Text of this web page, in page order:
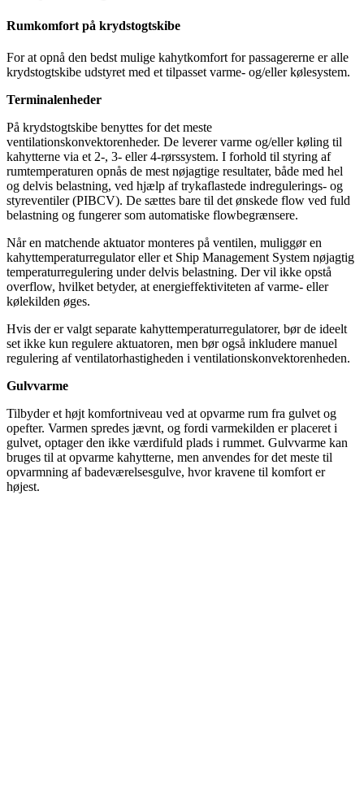
Rumkomfort på krydstogtskibe
For at opnå den bedst mulige kahytkomfort for passagererne er alle
krydstogtskibe udstyret med et tilpasset varme- og/eller kølesystem.
Terminalenheder
På krydstogtskibe benyttes for det meste
ventilationskonvektorenheder. De leverer varme og/eller køling til
kahytterne via et 2-, 3- eller 4-rørssystem. I forhold til styring af
rumtemperaturen opnås de mest nøjagtige resultater, både med hel
og delvis belastning, ved hjælp af trykaflastede indregulerings- og
styreventiler (PIBCV). De sættes bare til det ønskede flow ved fuld
belastning og fungerer som automatiske flowbegrænsere.
Når en matchende aktuator monteres på ventilen, muliggør en
kahyttemperaturregulator eller et Ship Management System nøjagtig
temperaturregulering under delvis belastning. Der vil ikke opstå
overflow, hvilket betyder, at energieffektiviteten af varme- eller
kølekilden øges.
Hvis der er valgt separate kahyttemperaturregulatorer, bør de ideelt
set ikke kun regulere aktuatoren, men bør også inkludere manuel
regulering af ventilatorhastigheden i ventilationskonvektorenheden.
Gulvvarme
Tilbyder et højt komfortniveau ved at opvarme rum fra gulvet og
opefter. Varmen spredes jævnt, og fordi varmekilden er placeret i
gulvet, optager den ikke værdifuld plads i rummet. Gulvvarme kan
bruges til at opvarme kahytterne, men anvendes for det meste til
opvarmning af badeværelsesgulve, hvor kravene til komfort er
højest.